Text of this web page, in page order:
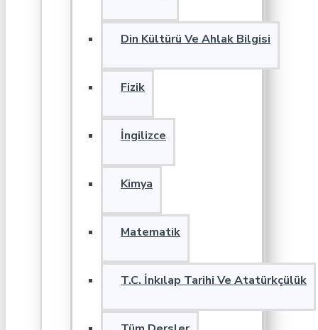
Din Kültürü Ve Ahlak Bilgisi
Fizik
İngilizce
Kimya
Matematik
T.C. İnkılap Tarihi Ve Atatürkçülük